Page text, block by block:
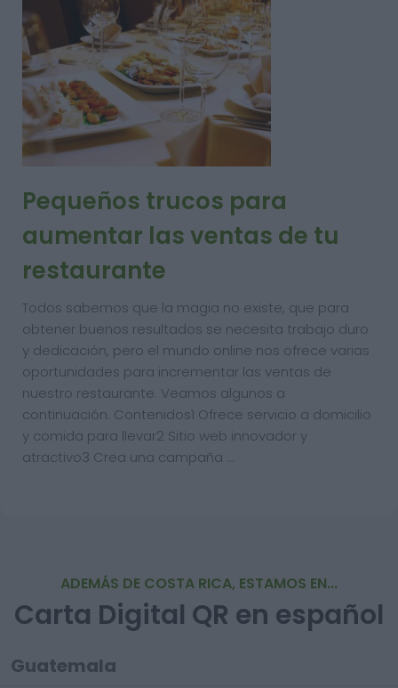
Pequeños trucos para
aumentar las ventas de tu
restaurante
Todos sabemos que la magia no existe, que para
obtener buenos resultados se necesita trabajo duro
y dedicación, pero el mundo online nos ofrece varias
oportunidades para incrementar las ventas de
nuestro restaurante. Veamos algunos a
continuación. Contenidos1 Ofrece servicio a domicilio
y comida para llevar2 Sitio web innovador y
atractivo3 Crea una campaña …
ADEMÁS DE COSTA RICA, ESTAMOS EN...
Carta Digital QR en español
Guatemala